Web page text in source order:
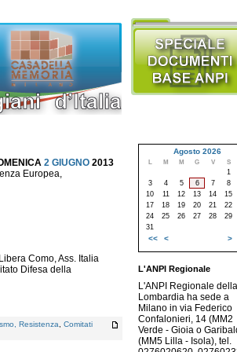
2 GIUGNO 2013
Europea,
Como, Ass. Italia
Difesa della
Resistenza
Comitati
Agosto 2026
L M M G V S
1
3
4 5 6 7 8
10
11 12 13 14 15
17
18 19 20 21 22
24
25 26 27 28 29
31
<< < >
L'ANPI Regionale
L'ANPI Regionale della
Lombardia ha sede a
Milano in via Federico
Confalonieri, 14 (MM2
Verde - Gioia o
(MM5 Lilla - Isola), tel.